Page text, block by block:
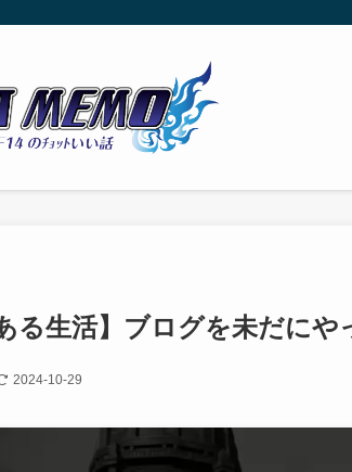
る生活】ブログを未だに
2024-10-29